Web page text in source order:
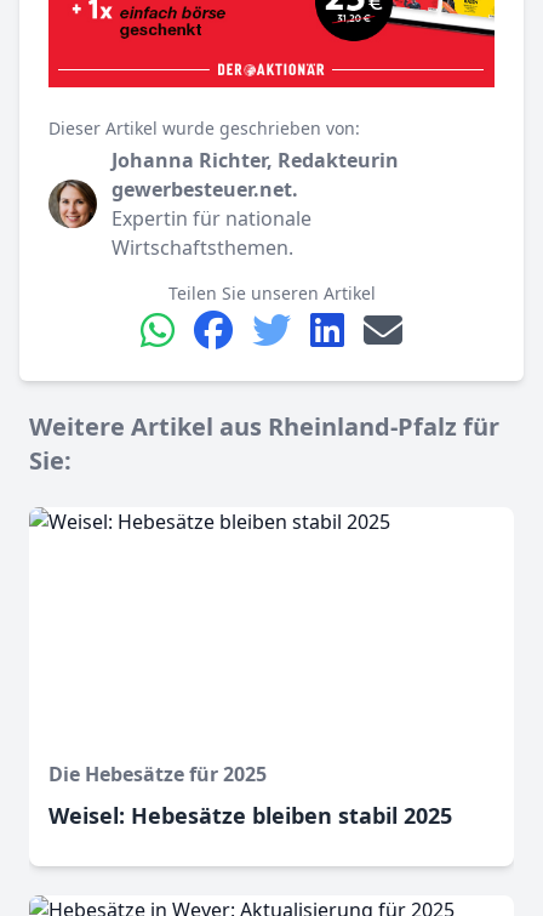
Dieser Artikel wurde geschrieben von:
Johanna Richter, Redakteurin
gewerbesteuer.net.
Expertin für nationale
Wirtschaftsthemen.
Teilen Sie unseren Artikel
Weitere Artikel aus Rheinland-Pfalz für
Sie:
Die Hebesätze für 2025
Weisel: Hebesätze bleiben stabil 2025